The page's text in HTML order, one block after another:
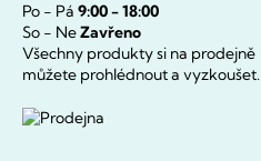
Po - Pá 9:00 - 18:00
So - NeZavřeno
Všechny produkty si na prodejně
můžete prohlédnout a vyzkoušet.